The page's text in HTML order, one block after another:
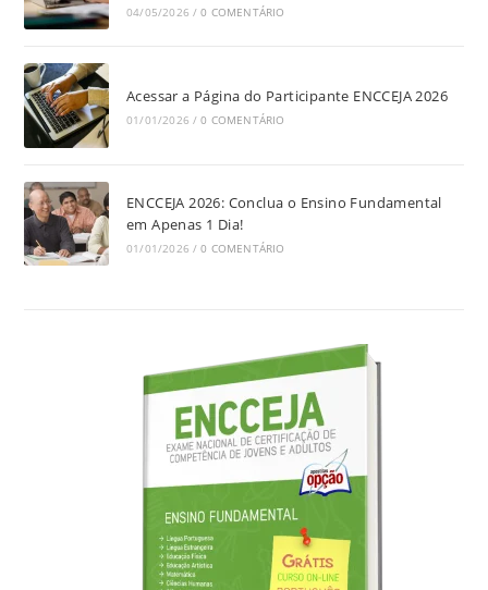
04/05/2026 / 0 COMENTÁRIO
Acessar a Página do Participante ENCCEJA 2026
01/01/2026 / 0 COMENTÁRIO
ENCCEJA 2026: Conclua o Ensino Fundamental
em Apenas 1 Dia!
01/01/2026 / 0 COMENTÁRIO